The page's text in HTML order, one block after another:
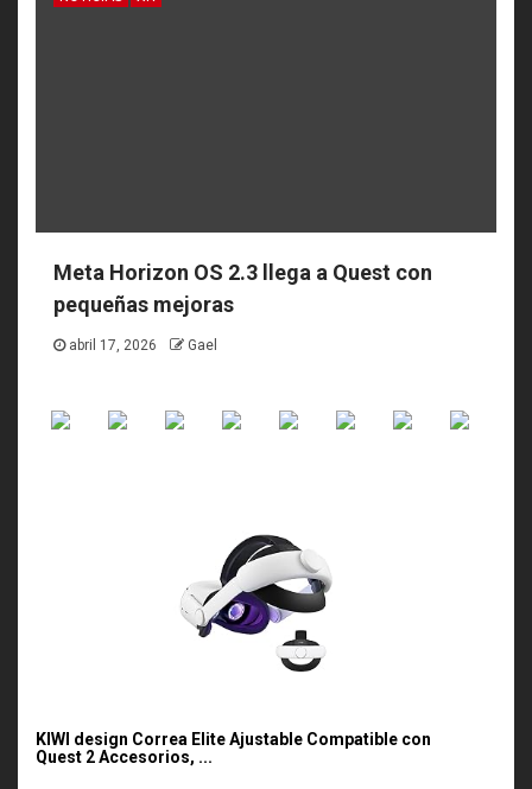
Meta Horizon OS 2.3 llega a Quest con
pequeñas mejoras
abril 17, 2026 Gael
KIWI design Correa Elite Ajustable Compatible con
Quest 2 Accesorios, ...